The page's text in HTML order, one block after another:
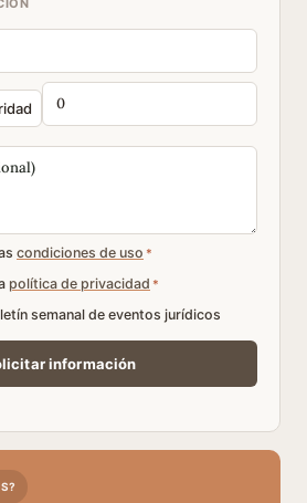
condiciones de uso *
política de privacidad *
semanal de eventos jurídicos